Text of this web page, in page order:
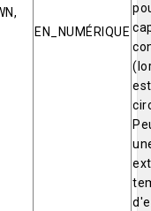
EN_NUMÉRIQUE